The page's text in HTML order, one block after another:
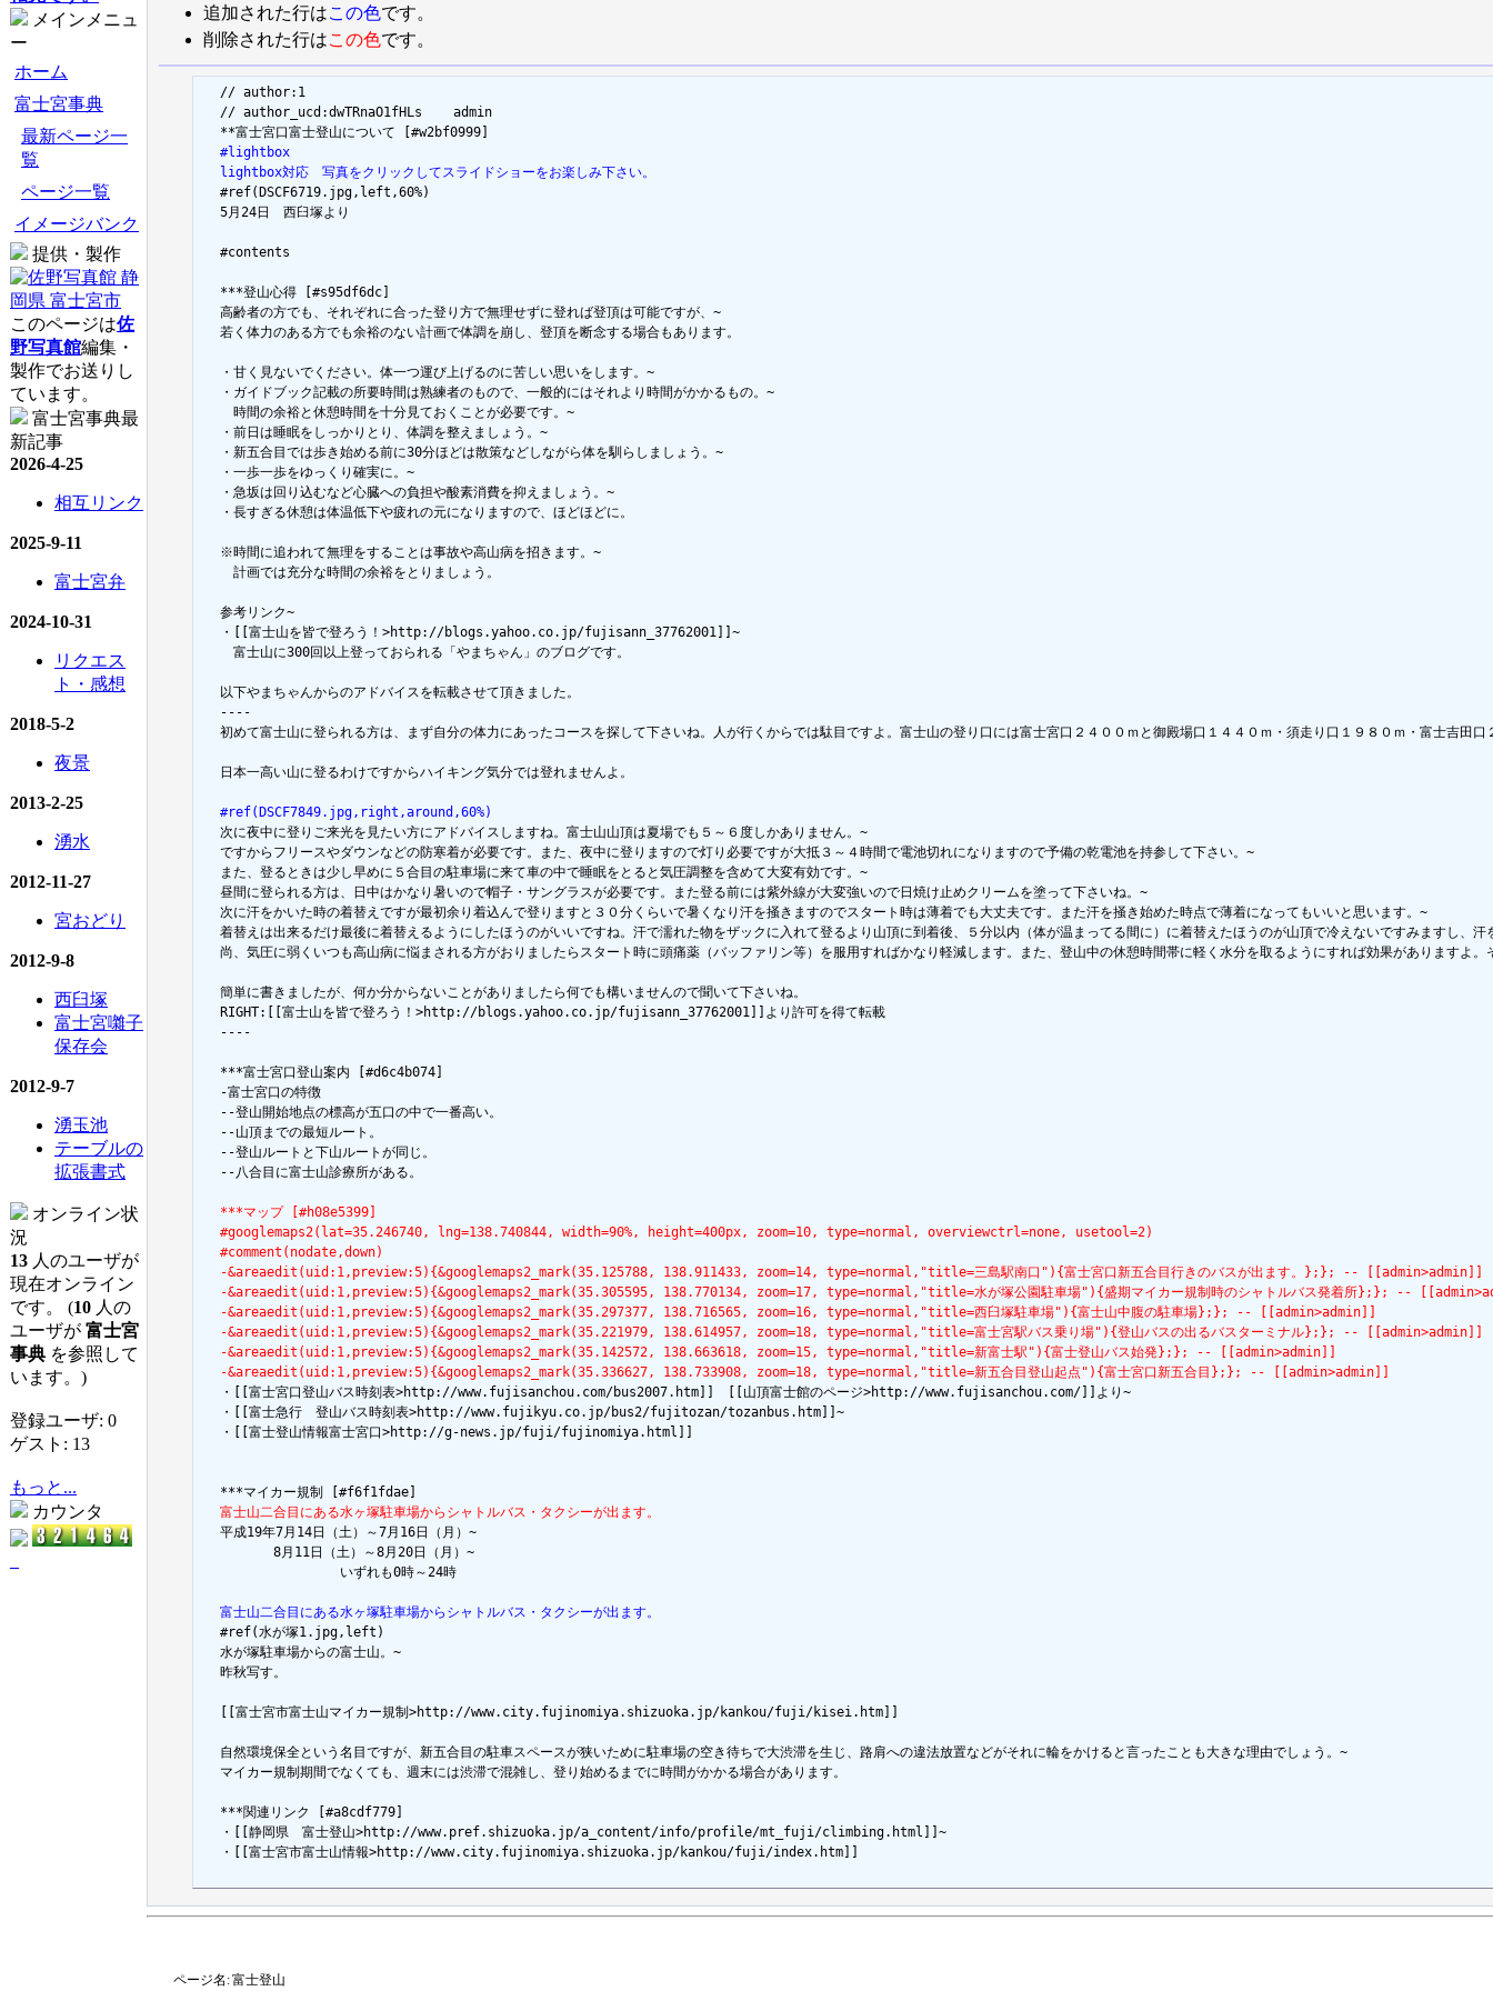
メインメニュ
ー
ホーム
富士宮事典
最新ページ一
覧
ページ一覧
イメージバンク
提供・製作
このページは佐
野写真館編集・
製作でお送りし
ています。
富士宮事典最
新記事
2026-4-25
相互リンク
2025-9-11
富士宮弁
2024-10-31
リクエス
ト・感想
2018-5-2
夜景
2013-2-25
湧水
2012-11-27
宮おどり
2012-9-8
西臼塚
富士宮囃子
保存会
2012-9-7
湧玉池
テーブルの
拡張書式
オンライン状
況
13 人のユーザが
現在オンライン
です。 (10 人の
ユーザが 富士宮
事典 を参照して
います。)
登録ユーザ: 0
ゲスト: 13
もっと...
カウンタ
追加された行はこの色です。
削除された行はこの色です。
  // author:1
  // author_ucd:dwTRnaO1fHLs	admin
  #lightbox
  lightbox対応　写真をクリックしてスライドショーをお楽しみ下さい。
#ref(DSCF6719.jpg,left,60%)
  5月24日　西臼塚より
  #contents
  ***登山心得 [#s95df6dc]
  高齢者の方でも、それぞれに合った登り方で無理せずに登れば登頂は可能ですが、~
  若く体力のある方でも余裕のない計画で体調を崩し、登頂を断念する場合もあります。
  ・甘く見ないでください。体一つ運び上げるのに苦しい思いをします。~
  ・ガイドブック記載の所要時間は熟練者のもので、一般的にはそれより時間がかかるもの。~
  　時間の余裕と休憩時間を十分見ておくことが必要です。~
  ・前日は睡眠をしっかりとり、体調を整えましょう。~
  ・新五合目では歩き始める前に30分ほどは散策などしながら体を馴らしましょう。~
  ・一歩一歩をゆっくり確実に。~
  ・急坂は回り込むなど心臓への負担や酸素消費を抑えましょう。~
  ・長すぎる休憩は体温低下や疲れの元になりますので、ほどほどに。
  ※時間に追われて無理をすることは事故や高山病を招きます。~
  　計画では充分な時間の余裕をとりましょう。
  参考リンク~
  ・[[富士山を皆で登ろう！>http://blogs.yahoo.co.jp/fujisann_37762001]]~
  　富士山に300回以上登っておられる「やまちゃん」のブログです。
  以下やまちゃんからのアドバイスを転載させて頂きました。
  ----
初めて富士山に登られる方は、まず自分の体力にあったコースを探して下さいね。人が行くからでは駄目ですよ。富士山の登り口には富士宮口２４００ｍと御殿場口１４４０ｍ・須走り口１９８０ｍ・富士吉田
  日本一高い山に登るわけですからハイキング気分では登れませんよ。
  #ref(DSCF7849.jpg,right,around,60%)
次に夜中に登りご来光を見たい方にアドバイスしますね。富士山山頂は夏場でも５～６度しかありません。~
  ですからフリースやダウンなどの防寒着が必要です。また、夜中に登りますので灯り必要ですが大抵３～４時間で電池切れになりますので予備の乾電池を持参して下さい。~
  また、登るときは少し早めに５合目の駐車場に来て車の中で睡眠をとると気圧調整を含めて大変有効です。~
  昼間に登られる方は、日中はかなり暑いので帽子・サングラスが必要です。また登る前には紫外線が大変強いので日焼け止めクリームを塗って下さいね。~
  次に汗をかいた時の着替えですが最初余り着込んで登りますと３０分くらいで暑くなり汗を掻きますのでスタート時は薄着でも大丈夫です。また汗を掻き始めた時点で薄着になってもいいと思います。~
着替えは出来るだけ最後に着替えるようにしたほうのがいいですね。汗で濡れた物をザックに入れて登るより山頂に到着後、５分以内（体が温まってる間に）に着替えたほうのが山頂で冷えないですみますし、
尚、気圧に弱くいつも高山病に悩まされる方がおりましたらスタート時に頭痛薬（バッファリン等）を服用すればかなり軽減します。また、登山中の休憩時間帯に軽く水分を取るようにすれば効果があります
  簡単に書きましたが、何か分からないことがありましたら何でも構いませんので聞いて下さいね。
  RIGHT:[[富士山を皆で登ろう！>http://blogs.yahoo.co.jp/fujisann_37762001]]より許可を得て転載
  ----
  ***富士宮口登山案内 [#d6c4b074]
  -富士宮口の特徴
  --登山開始地点の標高が五口の中で一番高い。
  --山頂までの最短ルート。
  --登山ルートと下山ルートが同じ。
  --八合目に富士山診療所がある。
  ***マップ [#h08e5399]
  #googlemaps2(lat=35.246740, lng=138.740844, width=90%, height=400px, zoom=10, type=normal, overviewctrl=none, usetool=2)
  #comment(nodate,down)
  -&areaedit(uid:1,preview:5){&googlemaps2_mark(35.125788, 138.911433, zoom=14, type=normal,"title=三島駅南口"){富士宮口新五合目行きのバスが出ます。};}; -- [[admin>admin]]
-&areaedit(uid:1,preview:5){&googlemaps2_mark(35.305595, 138.770134, zoom=17, type=normal,"title=水が塚公園駐車場"){盛期マイカー規制時のシャトルバス発着所};}; --
  -&areaedit(uid:1,preview:5){&googlemaps2_mark(35.297377, 138.716565, zoom=16, type=normal,"title=西臼塚駐車場"){富士山中腹の駐車場};}; -- [[admin>admin]]
  -&areaedit(uid:1,preview:5){&googlemaps2_mark(35.221979, 138.614957, zoom=18, type=normal,"title=富士宮駅バス乗り場"){登山バスの出るバスターミナル};}; -- [[admin>admin]]
  -&areaedit(uid:1,preview:5){&googlemaps2_mark(35.142572, 138.663618, zoom=15, type=normal,"title=新富士駅"){富士登山バス始発};}; -- [[admin>admin]]
  -&areaedit(uid:1,preview:5){&googlemaps2_mark(35.336627, 138.733908, zoom=18, type=normal,"title=新五合目登山起点"){富士宮口新五合目};}; -- [[admin>admin]]
・[[富士宮口登山バス時刻表>http://www.fujisanchou.com/bus2007.htm]]　[[山頂富士館のページ>http://www.fujisanchou.com/]]より~
  ・[[富士急行　登山バス時刻表>http://www.fujikyu.co.jp/bus2/fujitozan/tozanbus.htm]]~
  ・[[富士登山情報富士宮口>http://g-news.jp/fuji/fujinomiya.html]]
  富士山二合目にある水ヶ塚駐車場からシャトルバス・タクシーが出ます。
平成19年7月14日（土）～7月16日（月）~
  　　　　8月11日（土）～8月20日（月）~
  　　　　　　　　　いずれも0時～24時
  富士山二合目にある水ヶ塚駐車場からシャトルバス・タクシーが出ます。
#ref(水が塚1.jpg,left)
  水が塚駐車場からの富士山。~
  昨秋写す。
  [[富士宮市富士山マイカー規制>http://www.city.fujinomiya.shizuoka.jp/kankou/fuji/kisei.htm]]
  自然環境保全という名目ですが、新五合目の駐車スペースが狭いために駐車場の空き待ちで大渋滞を生じ、路肩への違法放置などがそれに輪をかけると言ったことも大きな理由でしょう。~
  マイカー規制期間でなくても、週末には渋滞で混雑し、登り始めるまでに時間がかかる場合があります。
  ***関連リンク [#a8cdf779]
  ・[[静岡県　富士登山>http://www.pref.shizuoka.jp/a_content/info/profile/mt_fuji/climbing.html]]~
  ・[[富士宮市富士山情報>http://www.city.fujinomiya.shizuoka.jp/kankou/fuji/index.htm]]
ページ名:富士登山